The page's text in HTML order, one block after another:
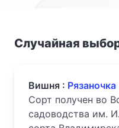
Случайная
Вишня : Рязаночка
Сорт получен во
садоводства им.